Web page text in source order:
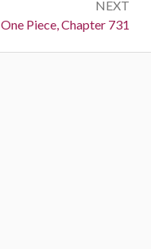
NEXT
Next:
One Piece, Chapter 731